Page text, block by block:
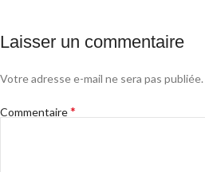
Laisser un commentaire
Votre adresse e-mail ne sera pas publiée.
Commentaire*